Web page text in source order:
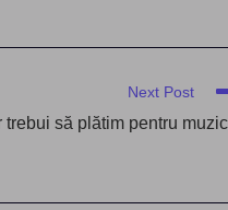
Next Post
să plătim pentru